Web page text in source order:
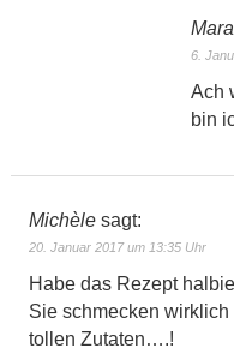
Mara
6.
Ach
bin
Michèle sagt:
20. Januar 2017 um 13:35 Uhr
Habe das Rezept
Sie schmecken
tollen Zutaten….!